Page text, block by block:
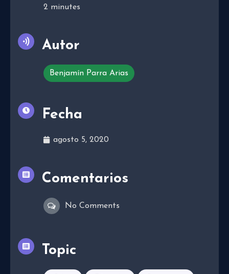
2 minutes
Autor
Benjamín Parra Arias
Fecha
agosto 5, 2020
Comentarios
No Comments
Topic